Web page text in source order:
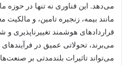
می‌دهد. این فناوری نه تنها در حوزه
مانند بیمه، زنجیره تامین، و مالکیت
قراردادهای هوشمند تغییرناپذیری و
می‌برند، تحولاتی عمیق در فرآیندهای
می‌تواند تاثیرات بلندمدتی بر